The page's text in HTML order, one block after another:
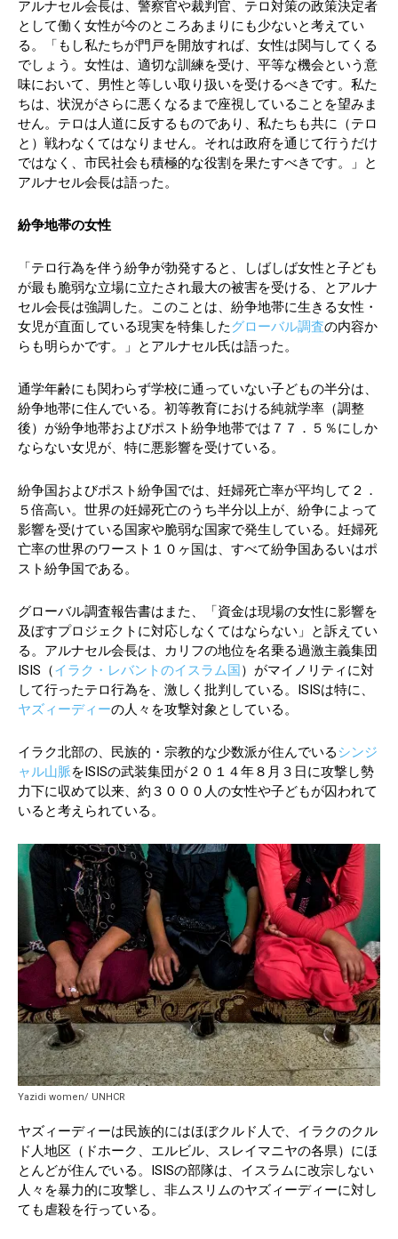
アルナセル会長は、警察官や裁判官、テロ対策の政策決定者
として働く女性が今のところあまりにも少ないと考えてい
る。「もし私たちが門戸を開放すれば、女性は関与してくる
でしょう。女性は、適切な訓練を受け、平等な機会という意
味において、男性と等しい取り扱いを受けるべきです。私た
ちは、状況がさらに悪くなるまで座視していることを望みま
せん。テロは人道に反するものであり、私たちも共に（テロ
と）戦わなくてはなりません。それは政府を通じて行うだけ
ではなく、市民社会も積極的な役割を果たすべきです。」と
アルナセル会長は語った。
紛争地帯の女性
「テロ行為を伴う紛争が勃発すると、しばしば女性と子ども
が最も脆弱な立場に立たされ最大の被害を受ける、とアルナ
セル会長は強調した。このことは、紛争地帯に生きる女性・
女児が直面している現実を特集したグローバル調査の内容か
らも明らかです。」とアルナセル氏は語った。
通学年齢にも関わらず学校に通っていない子どもの半分は、
紛争地帯に住んでいる。初等教育における純就学率（調整
後）が紛争地帯およびポスト紛争地帯では７７．５％にしか
ならない女児が、特に悪影響を受けている。
紛争国およびポスト紛争国では、妊婦死亡率が平均して２．
５倍高い。世界の妊婦死亡のうち半分以上が、紛争によって
影響を受けている国家や脆弱な国家で発生している。妊婦死
亡率の世界のワースト１０ヶ国は、すべて紛争国あるいはポ
スト紛争国である。
グローバル調査報告書はまた、「資金は現場の女性に影響を
及ぼすプロジェクトに対応しなくてはならない」と訴えてい
る。アルナセル会長は、カリフの地位を名乗る過激主義集団
ISIS（イラク・レバントのイスラム国）がマイノリティに対
して行ったテロ行為を、激しく批判している。ISISは特に、
ヤズィーディーの人々を攻撃対象としている。
イラク北部の、民族的・宗教的な少数派が住んでいるシンジ
ャル山脈をISISの武装集団が２０１４年８月３日に攻撃し勢
力下に収めて以来、約３０００人の女性や子どもが囚われて
いると考えられている。
Yazidi women/ UNHCR
ヤズィーディーは民族的にはほぼクルド人で、イラクのクル
ド人地区（ドホーク、エルビル、スレイマニヤの各県）にほ
とんどが住んでいる。ISISの部隊は、イスラムに改宗しない
人々を暴力的に攻撃し、非ムスリムのヤズィーディーに対し
ても虐殺を行っている。